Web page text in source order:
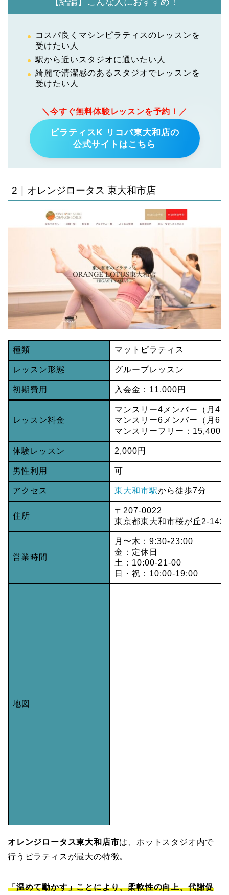
コスパ良くマシンピラティスのレッスンを
受けたい人
駅から近いスタジオに通いたい人
綺麗で清潔感のあるスタジオでレッスンを
受けたい人
＼今すぐ無料体験レッスンを予約！／
ピラティスK リコパ東大和店の
公式サイトはこちら
2｜オレンジロータス 東大和市店
種類 マットピラティス
レッスン形態 グループレッスン
初期費用 入会金：11,000円
レッスン料金
マンスリー4メンバー（月4
マンスリー6メンバー（月6
マンスリーフリー：15,400円
体験レッスン 2,000円
男性利用 可
アクセス 東大和市駅から徒歩7分
住所
〒207-0022
東京都東大和市桜が丘2-143
営業時間
月〜木：9:30-23:00
金：定休日
土：10:00-21-00
日・祝：10:00-19:00
地図
オレンジロータス東大和店市は、ホットスタジオ内で
行うピラティスが最大の特徴。
「温めて動かす」ことにより、柔軟性の向上、代謝促